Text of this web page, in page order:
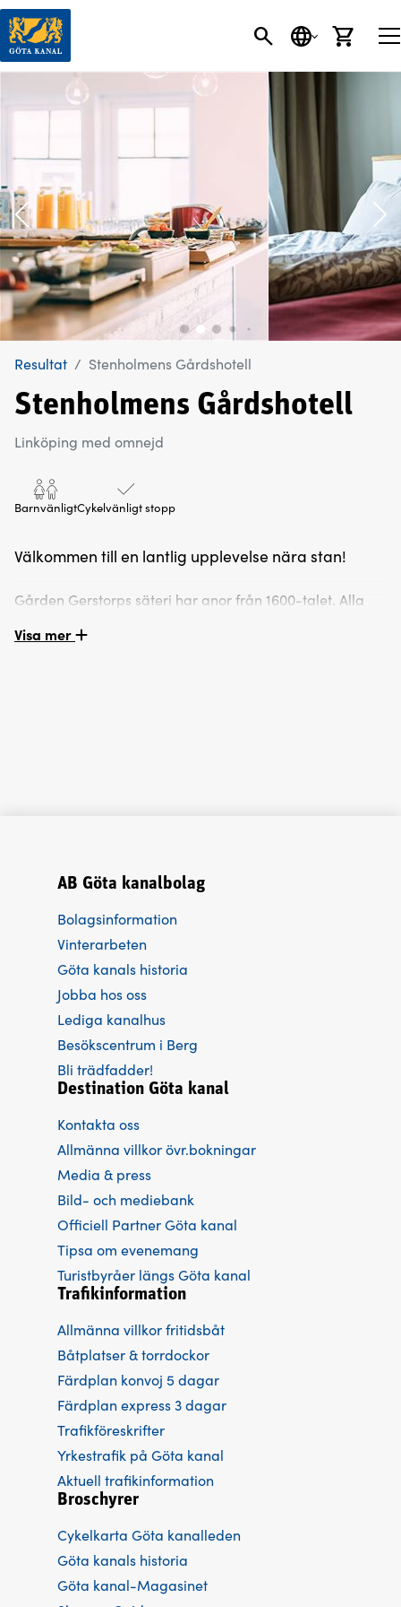
SÖKSPRÅK
Resultat Stenholmens Gårdshotell
Stenholmens Gårdshotell
Linköping med omnejd
BarnvänligtCykelvänligt stopp
Välkommen till en lantlig upplevelse nära stan!
Gården Gerstorps säteri har anor från 1600-talet. Alla
Wifi och egen dusch och toalett. Handdukar, sänglinne
middagar ordnas. Om ni vill ha hjälp att anordna ett
och ditt företag i en avskild och lantlig miljö hålla
konferenser och kick-offer. Vi erbjuder både dags - och
lunch till lunchkonferenser för upp till ca 15 pers.
Visa mer
AB Göta kanalbolag
Bolagsinformation
Vinterarbeten
Göta kanals historia
Jobba hos oss
Lediga kanalhus
Besökscentrum i Berg
Bli trädfadder!
Destination Göta kanal
Kontakta oss
Allmänna villkor övr.bokningar
Media & press
Bild- och mediebank
Officiell Partner Göta kanal
Tipsa om evenemang
Turistbyråer längs Göta kanal
Trafikinformation
Allmänna villkor fritidsbåt
Båtplatser & torrdockor
Färdplan konvoj 5 dagar
Färdplan express 3 dagar
Trafikföreskrifter
Yrkestrafik på Göta kanal
Aktuell trafikinformation
Broschyrer
Cykelkarta Göta kanalleden
Göta kanals historia
Göta kanal-Magasinet